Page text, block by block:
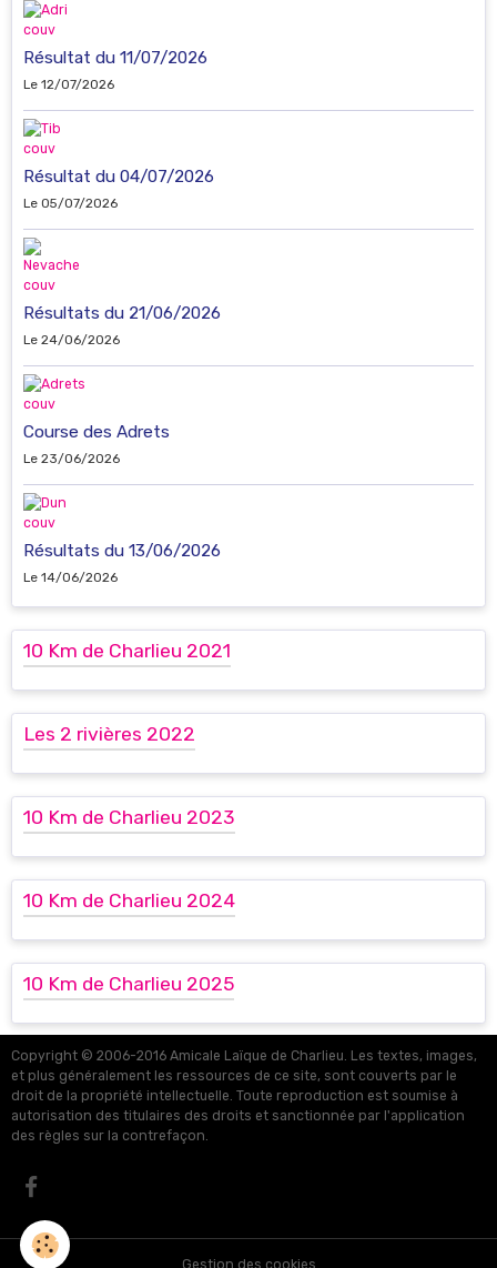
Résultat du 11/07/2026
Le 12/07/2026
Résultat du 04/07/2026
Le 05/07/2026
Résultats du 21/06/2026
Le 24/06/2026
Course des Adrets
Le 23/06/2026
Résultats du 13/06/2026
Le 14/06/2026
10 Km de Charlieu 2021
Les 2 rivières 2022
10 Km de Charlieu 2023
10 Km de Charlieu 2024
10 Km de Charlieu 2025
Copyright © 2006-2016 Amicale Laïque de Charlieu. Les textes, images,
et plus généralement les ressources de ce site, sont couverts par le
droit de la propriété intellectuelle. Toute reproduction est soumise à
autorisation des titulaires des droits et sanctionnée par l'application
des règles sur la contrefaçon.
Gestion des cookies